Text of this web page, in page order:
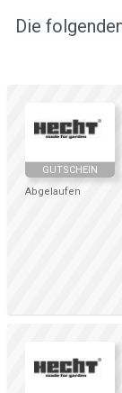
Die
GUTSCHEIN
Abgelaufen